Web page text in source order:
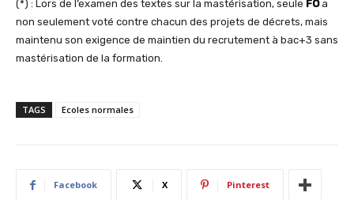
(*) : Lors de l’examen des textes sur la mastérisation, seule FOa
non seulement voté contre chacun des projets de décrets, mais
maintenu son exigence de maintien du recrutement à bac+3 sans
mastérisation de la formation.
TAGS Ecoles normales
Facebook X Pinterest